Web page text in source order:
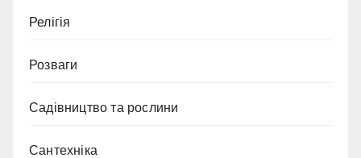
Релігія
Розваги
Садівництво та рослини
Сантехніка